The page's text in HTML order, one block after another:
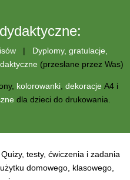
| Dyplomy, gratulacje,
(przesłane przez Was)
kolorowanki ,dekoracje A4 i
dla dzieci do drukowania.
testy, ćwiczenia i zadania
domowego, klasowego,